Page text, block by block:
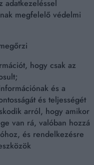
adatkezeléssel
megfelelő védelmi
hogy csak az
és a
és teljességét
arról, hogy amikor
van rá, valóban hozzá
és rendelkezésre